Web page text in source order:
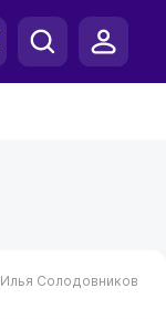
Илья Солодовников